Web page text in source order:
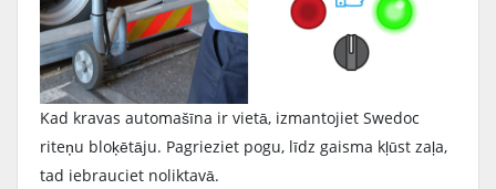
Kad kravas automašīna ir vietā, izmantojiet Swedoc
riteņu bloķētāju. Pagrieziet pogu, līdz gaisma kļūst zaļa,
tad iebrauciet noliktavā.